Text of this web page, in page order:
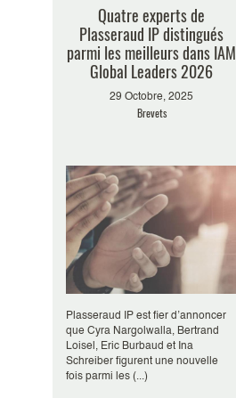
Quatre experts de
Plasseraud IP distingués
parmi les meilleurs dans IAM
Global Leaders 2026
29 Octobre, 2025
Brevets
Plasseraud IP est fier d’annoncer
que Cyra Nargolwalla, Bertrand
Loisel, Eric Burbaud et Ina
Schreiber figurent une nouvelle
fois parmi les (...)